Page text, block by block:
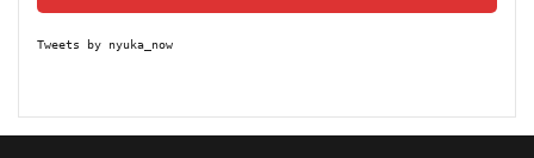
Tweets by nyuka_now